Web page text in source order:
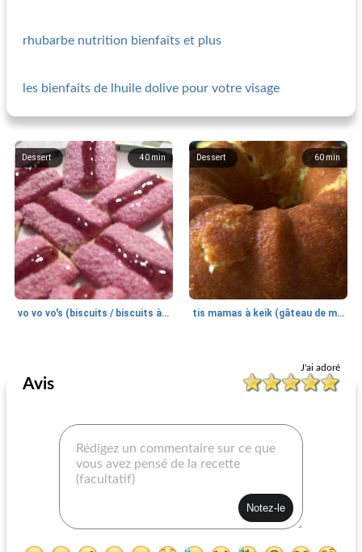
rhubarbe nutrition bienfaits et plus
les bienfaits de lhuile dolive pour votre visage
40min
Dessert
vo vo vo's (biscuits / biscuits à la framboise, à la noix de coco)
60 min
Dessert
tis mamas à keik (gâteau de maman)
gâteau aux noix et miel flotteur blanc comme neige
J'ai adoré
Avis